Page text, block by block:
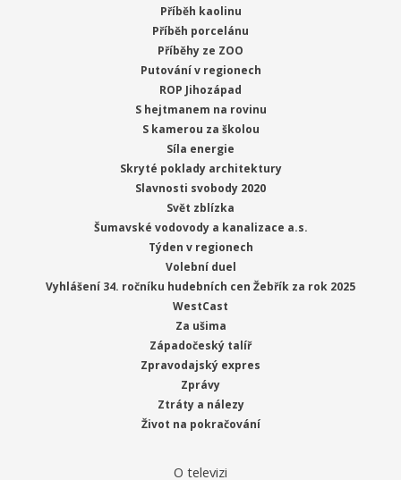
Příběh kaolinu
Příběh porcelánu
Příběhy ze ZOO
Putování v regionech
ROP Jihozápad
S hejtmanem na rovinu
S kamerou za školou
Síla energie
Skryté poklady architektury
Slavnosti svobody 2020
Svět zblízka
Šumavské vodovody a kanalizace a.s.
Týden v regionech
Volební duel
Vyhlášení 34. ročníku hudebních cen Žebřík za rok 2025
WestCast
Za ušima
Západočeský talíř
Zpravodajský expres
Zprávy
Ztráty a nálezy
Život na pokračování
O televizi